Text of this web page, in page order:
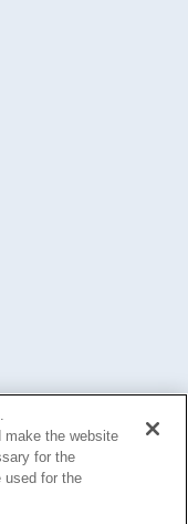
the website
for the
used for the